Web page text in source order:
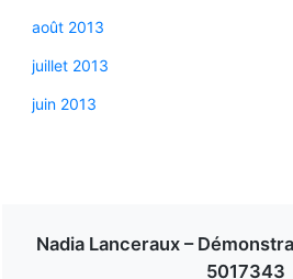
août 2013
juillet 2013
juin 2013
Nadia Lanceraux –
5017343